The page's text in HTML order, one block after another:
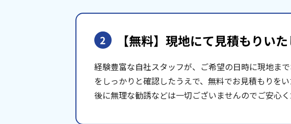
2 【無料】現地にて見積もりいた
経験豊富な自社スタッフが、ご希望の日時に現地ま
をしっかりと確認したうえで、無料でお見積もりを
後に無理な勧誘などは一切ございませんのでご安心く